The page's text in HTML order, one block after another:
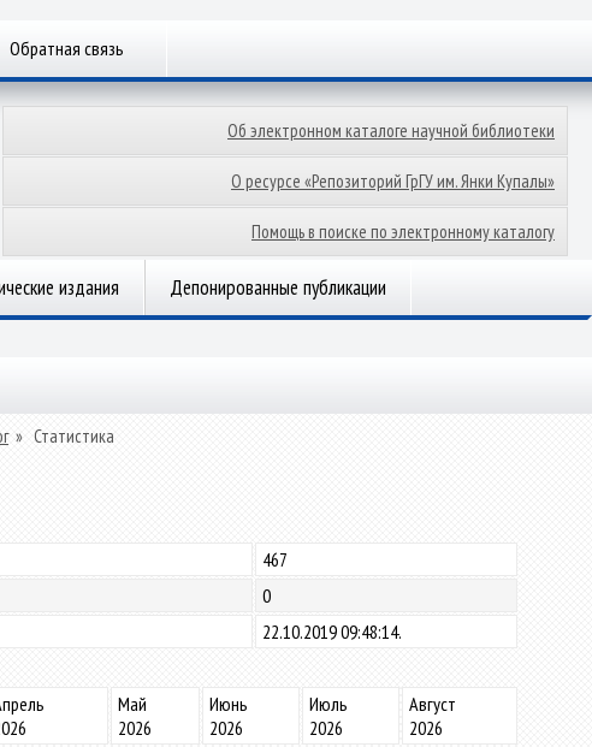
Обратная связь
Об электронном каталоге научной библиотеки
О ресурсе «Репозиторий ГрГУ им. Янки Купалы»
Помощь в поиске по электронному каталогу
издания Депонированные публикации
» Статистика
467
0
22.10.2019 09:48:14.
Май
2026
Июнь
2026
Июль
2026
Август
2026